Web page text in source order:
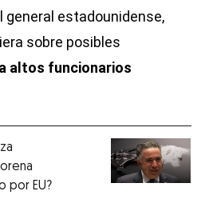
general estadounidense,
sobre posibles
altos funcionarios
por EU?